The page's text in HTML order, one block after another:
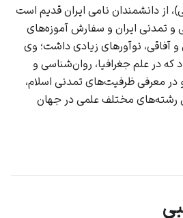
از دانشمندان نامی ایران قدیم است
و تمدنی ایران و سفارش آموزه‌های
آفاقی، نوآورهای زیادی داشت؛ وی
که در علم جغرافیا، روان‌شناسی و
معرفی ظرفیت‌های تمدنی اسلام،
رشته‌های مختلف علمی در جهان